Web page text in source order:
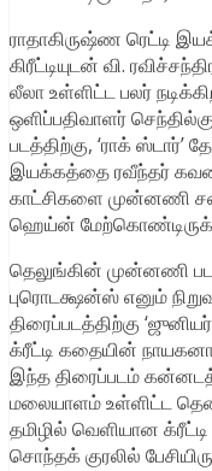
ராதாகிருஷ்ண ரெட்டி
கிரீட்டியுடன் வி.
லீலா உள்ளிட்ட பலர்
ஒளிப்பதிவாளர்
படத்திற்கு, ‘ராக்
இயக்கத்தை ரவீந்தர்
காட்சிகளை முன்னணி
ஹெய்ன்
தெலுங்கின் முன்னணி பட
புரொடக்ஷன்ஸ் எனும்
திரைப்படத்திற்கு
க்ரீட்டி கதையின்
இந்த திரைப்படம்
மலையாளம் உள்ளிட்ட
தமிழில் வெளியான
சொந்தக் குரலில்